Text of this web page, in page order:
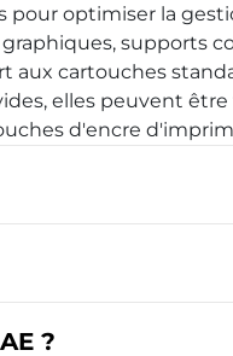
pour optimiser la
supports
aux cartouches
elles peuvent
d'encre
?